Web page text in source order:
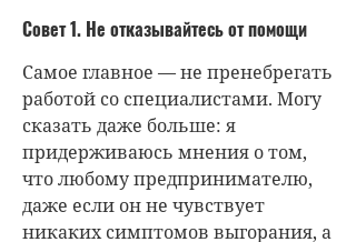
Совет 1. Не отказывайтесь от помощи
Самое главное — не пренебрегать
работой со специалистами. Могу
сказать даже больше: я
придерживаюсь мнения о том,
что любому предпринимателю,
даже если он не чувствует
никаких симптомов выгорания, а